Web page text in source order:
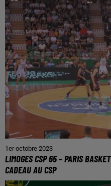
1er octobre 2023
LIMOGES CSP 65 – PARIS
CADEAU AU CSP